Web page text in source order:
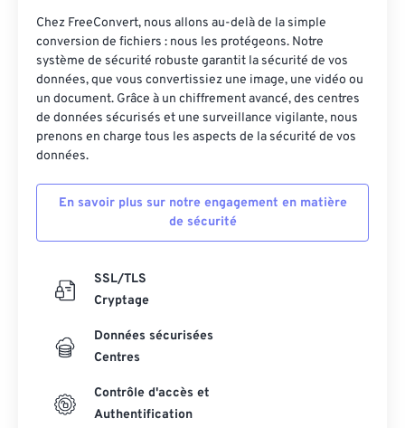
Chez FreeConvert, nous allons au-delà de la simple
conversion de fichiers : nous les protégeons. Notre
système de sécurité robuste garantit la sécurité de vos
données, que vous convertissiez une image, une vidéo ou
un document. Grâce à un chiffrement avancé, des centres
de données sécurisés et une surveillance vigilante, nous
prenons en charge tous les aspects de la sécurité de vos
données.
En savoir plus sur notre engagement en matière
de sécurité
SSL/TLS
Cryptage
Données sécurisées
Centres
Contrôle d'accès et
Authentification